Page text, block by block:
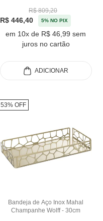
R$ 809,20
R$ 446,40 5% NO PIX
em 10x de R$ 46,99 sem
juros no cartão
ADICIONAR
Bandeja de Aço Inox Mahal
Champanhe Wolff - 30cm
53% OFF